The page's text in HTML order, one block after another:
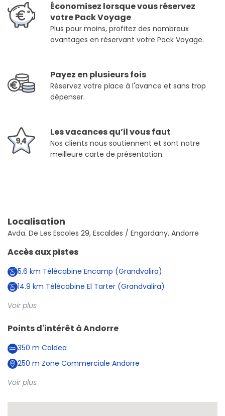
Économisez lorsque vous réservez
votre Pack Voyage
Plus pour moins, profitez des nombreux
avantages en réservant votre Pack Voyage.
Payez en plusieurs fois
Réservez votre place à l'avance et sans trop
dépenser.
Les vacances qu’il vous faut
Nos clients nous soutiennent et sont notre
meilleure carte de présentation.
Localisation
Avda. De Les Escoles 29, Escaldes / Engordany, Andorre
Accès aux pistes
5.6 km Télécabine Encamp (Grandvalira)
14.9 km Télécabine El Tarter (Grandvalira)
Voir plus
Points d'intérêt àAndorre
350 m Caldea
250 m Zone Commerciale Andorre
Voir plus